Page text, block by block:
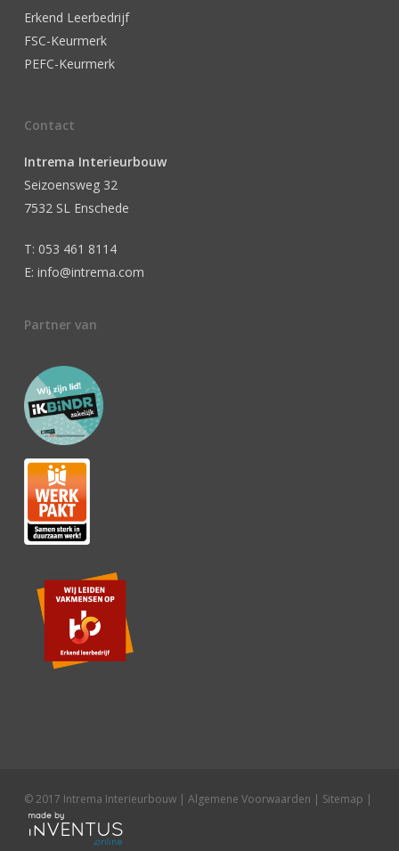
Erkend Leerbedrijf
FSC-Keurmerk
PEFC-Keurmerk
Contact
Intrema Interieurbouw
Seizoensweg 32
7532 SL Enschede
T: 053 461 8114
E: info@intrema.com
Partner van
© 2017 Intrema Interieurbouw | Algemene Voorwaarden | Sitemap |